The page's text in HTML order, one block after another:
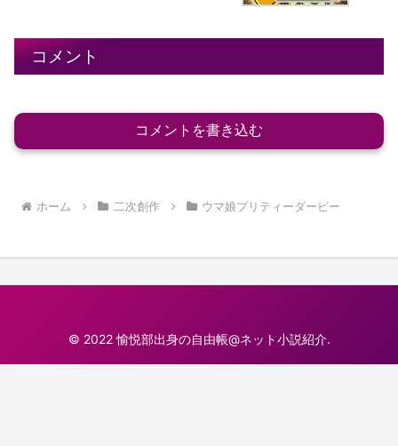
コメント
コメントを書き込む
ホーム 二次創作 ウマ娘プリティーダービー
© 2022 愉悦部出身の自由帳@ネット小説紹介.